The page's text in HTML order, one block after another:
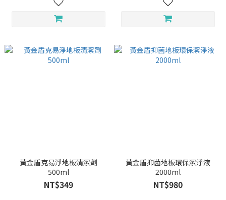
黃金盾克易淨地板清潔劑
500ml
NT$349
黃金盾抑菌地板環保潔淨液
2000ml
NT$980